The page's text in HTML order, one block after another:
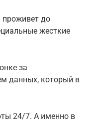
проживет до
жесткие
за
данных, который в
24/7. А именно в